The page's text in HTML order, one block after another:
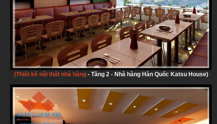
(Thiết kế nội thất nhà hàng-Tầng 2 - Nhà hàng Hàn Quốc Katsu House)